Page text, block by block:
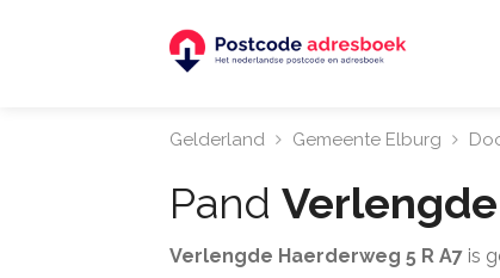
Gelderland Gemeente Elburg
Pand
Verlengde Haerderweg 5 R A7 is